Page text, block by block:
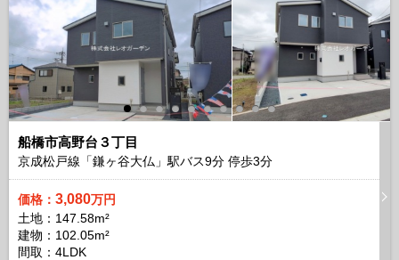
船橋市高野台３丁目
京成松戸線「鎌ヶ谷大仏」駅バス9分 停歩3分
価格： 3,080万円
土地：147.58m²
建物：102.05m²
間取：4LDK